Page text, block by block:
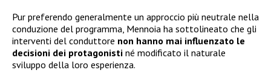
Pur preferendo generalmente un approccio più neutrale nella
conduzione del programma, Mennoia ha sottolineato che gli
interventi del conduttore non hanno mai influenzato le
decisioni dei protagonisti né modificato il naturale
sviluppo della loro esperienza.